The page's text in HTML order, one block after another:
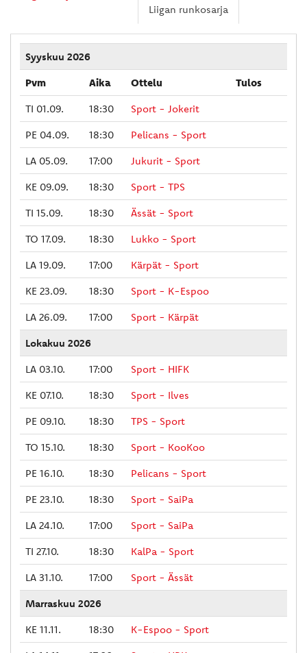
Liigan runkosarja
Syyskuu 2026
Pvm Aika Ottelu Tulos
TI 01.09. 18:30
Sport - Jokerit
PE 04.09.
18:30
Pelicans - Sport
LA 05.09.
17:00
Jukurit - Sport
KE 09.09.
18:30
Sport - TPS
TI 15.09.
18:30
Ässät - Sport
TO 17.09.
18:30
Lukko - Sport
LA 19.09.
17:00
Kärpät - Sport
KE 23.09.
18:30
Sport - K-Espoo
LA 26.09.
17:00
Sport - Kärpät
Lokakuu 2026
LA 03.10.
17:00
Sport - HIFK
KE 07.10.
18:30
Sport - Ilves
PE 09.10.
18:30
TPS - Sport
TO 15.10.
18:30
Sport - KooKoo
PE 16.10.
18:30
Pelicans - Sport
PE 23.10.
18:30
Sport - SaiPa
LA 24.10.
17:00
Sport - SaiPa
TI 27.10.
18:30
KalPa - Sport
LA 31.10.
17:00
Sport - Ässät
Marraskuu 2026
KE 11.11.
18:30
K-Espoo - Sport